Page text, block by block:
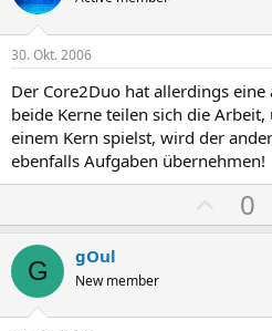
t
v
e
S
t
i
m
m
30. Okt. 2006
Der Core2Duo hat allerdings
beide Kerne teilen sich die
einem Kern spielst, wird der
ebenfalls Aufgaben übernehmen!
o
t
0
G gOul
New member